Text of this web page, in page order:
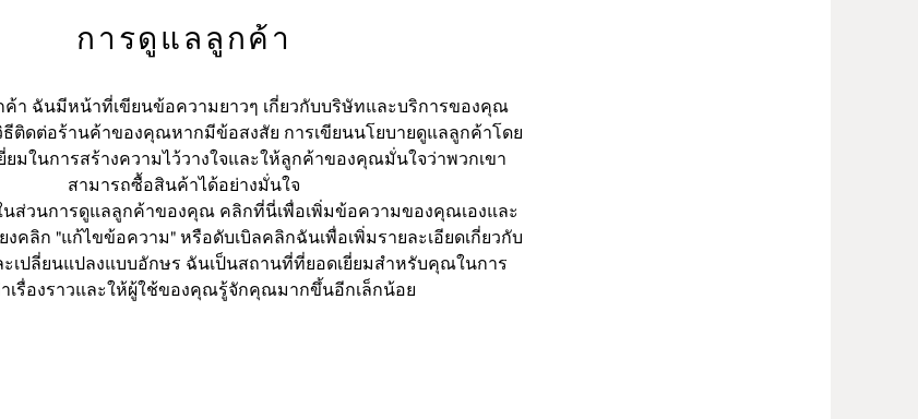
การดูแลลูกค้า
า ฉันมีหน้าที่เขียนข้อความยาวๆ เกี่ยวกับบริษัทและบริการของคุณ
ติดต่อร้านค้าของคุณหากมีข้อสงสัย การเขียนนโยบายดูแลลูกค้าโดย
ยมในการสร้างความไว้วางใจและให้ลูกค้าของคุณมั่นใจว่าพวกเขา
สามารถซื้อสินค้าได้อย่างมั่นใจ
ส่วนการดูแลลูกค้าของคุณ คลิกที่นี่เพื่อเพิ่มข้อความของคุณเองและ
งคลิก "แก้ไขข้อความ" หรือดับเบิลคลิกฉันเพื่อเพิ่มรายละเอียดเกี่ยวกับ
เปลี่ยนแปลงแบบอักษร ฉันเป็นสถานที่ที่ยอดเยี่ยมสำหรับคุณในการ
าเรื่องราวและให้ผู้ใช้ของคุณรู้จักคุณมากขึ้นอีกเล็กน้อย